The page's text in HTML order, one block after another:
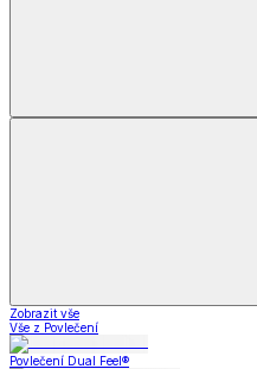
Zobrazit vše
Vše z Povlečení
Povlečení Dual Feel®